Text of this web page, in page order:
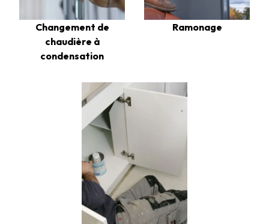
Changement de
chaudière à
condensation
Ramonage